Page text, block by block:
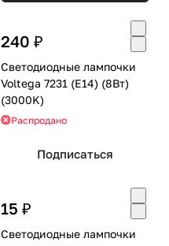
240 ₽
Светодиодные лампочки
Voltega 7231 (E14) (8Вт)
(3000K)
Распродано
Подписаться
15 ₽
Светодиодные лампочки